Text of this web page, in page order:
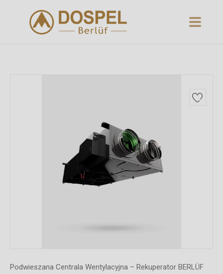
Podwieszana Centrala Wentylacyjna – Rekuperator BERLÜF